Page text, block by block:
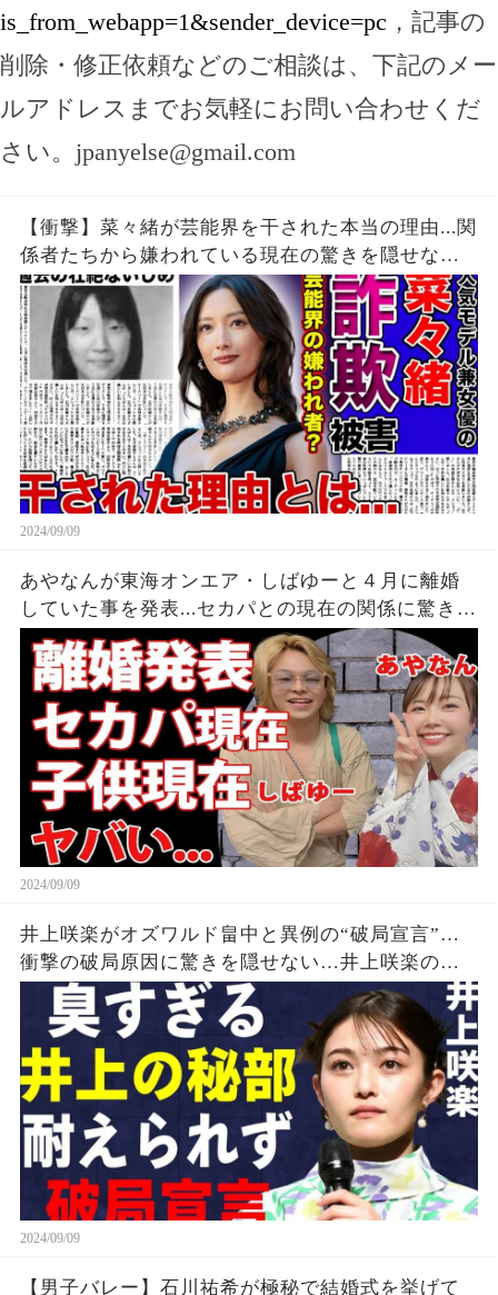
is_from_webapp=1&sender_device=pc ，記事の
削除・修正依頼などのご相談は、下記のメー
ルアドレスまでお気軽にお問い合わせくだ
さい。 jpanyelse@gmail.com
【衝撃】菜々緒が芸能界を干された本当の理由...関
係者たちから嫌われている現在の驚きを隠せな
い！！詐欺被害にまで遭っている衝撃の現在...過去
の壮絶ないじめに一同驚愕！！
2024/09/09
あやなんが東海オンエア・しばゆーと４月に離婚
していた事を発表...セカパとの現在の関係に驚きを
隠せない...『しばゆー＆あやなん』夫婦の精神崩壊
した現在がヤバい...
2024/09/09
井上咲楽がオズワルド畠中と異例の“破局宣言”…
衝撃の破局原因に驚きを隠せない…井上咲楽の介
護生活の真相
2024/09/09
【男子バレー】石川祐希が極秘で結婚式を挙げて